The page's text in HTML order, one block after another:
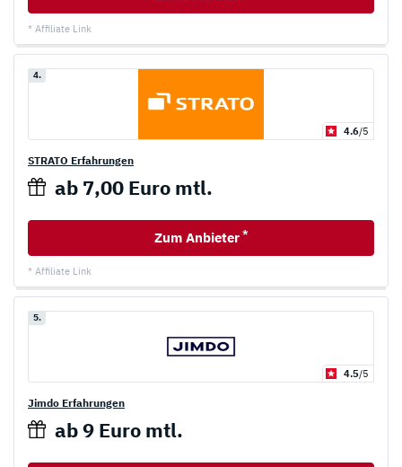
* Affiliate Link
4.
4.6/5
STRATO Erfahrungen
ab 7,00 Euro mtl.
Zum Anbieter *
* Affiliate Link
5.
4.5/5
Jimdo Erfahrungen
ab 9 Euro mtl.